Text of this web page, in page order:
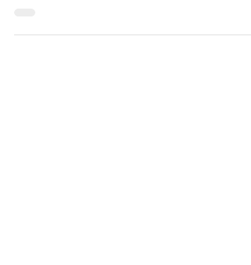
Bouwmaterialen Nederland (BMN) een...